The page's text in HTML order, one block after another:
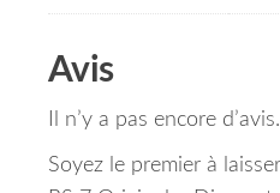
Avis
Il n’y a pas encore d’avis.
Soyez le premier à